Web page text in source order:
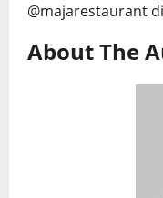
@majarestaurant
About The